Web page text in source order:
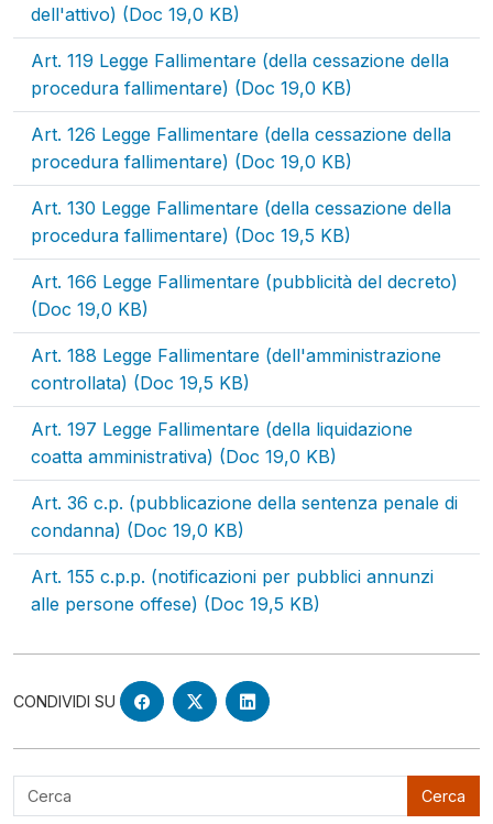
dell'attivo) (Doc 19,0 KB)
Art. 119 Legge Fallimentare (della cessazione della
procedura fallimentare) (Doc 19,0 KB)
Art. 126 Legge Fallimentare (della cessazione della
procedura fallimentare) (Doc 19,0 KB)
Art. 130 Legge Fallimentare (della cessazione della
procedura fallimentare) (Doc 19,5 KB)
Art. 166 Legge Fallimentare (pubblicità del decreto)
(Doc 19,0 KB)
Art. 188 Legge Fallimentare (dell'amministrazione
controllata) (Doc 19,5 KB)
Art. 197 Legge Fallimentare (della liquidazione
coatta amministrativa) (Doc 19,0 KB)
Art. 36 c.p. (pubblicazione della sentenza penale di
condanna) (Doc 19,0 KB)
Art. 155 c.p.p. (notificazioni per pubblici annunzi
alle persone offese) (Doc 19,5 KB)
CONDIVIDI SU
Cerca